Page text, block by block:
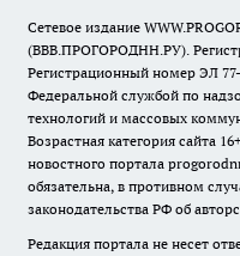
Сетевое издание
(ВВВ.ПРОГОРОДНН.РУ).
Регистрационный номер ЭЛ 77-
Федеральной службой по
технологий и массовых
Возрастная категория сайта
новостного портала
обязательна, в противном
законодательства РФ об
Редакция портала не несет